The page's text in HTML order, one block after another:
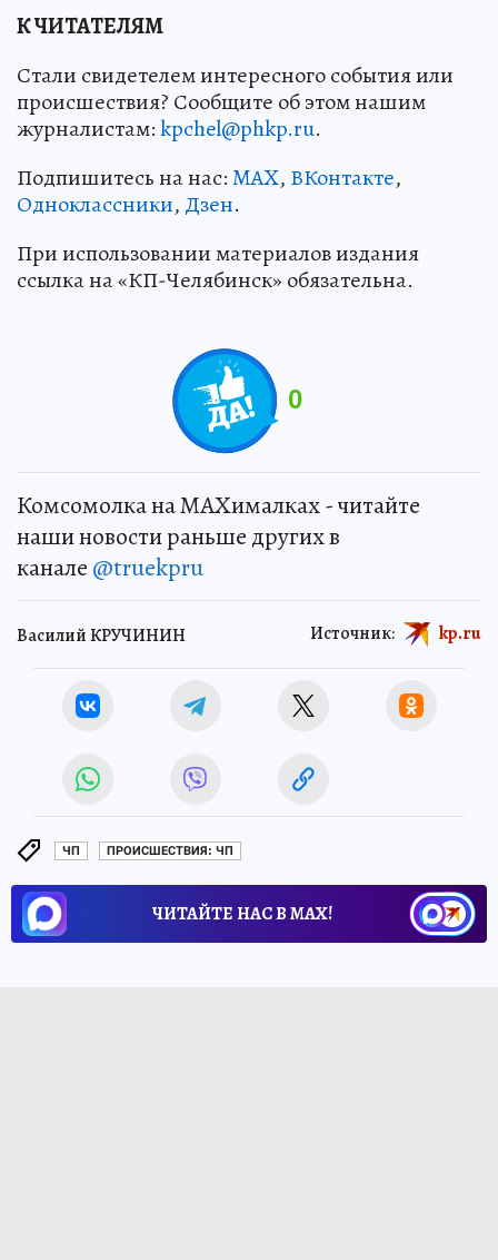
К ЧИТАТЕЛЯМ
Стали свидетелем интересного события или
происшествия? Сообщите об этом нашим
журналистам:kpchel@phkp.ru.
Подпишитесь на нас:MAX, ВКонтакте,
Одноклассники, Дзен.
При использовании материалов издания
ссылка на «КП-Челябинск» обязательна.
0
Комсомолка на MAXималках - читайте
наши новости раньше других в
канале @truekpru
Василий КРУЧИНИН Источник: kp.ru
ЧП ПРОИСШЕСТВИЯ: ЧП
ЧИТАЙТЕ НАС В МАХ!